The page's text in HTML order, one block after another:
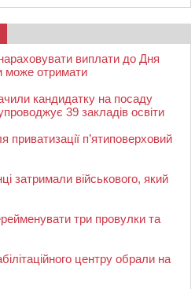
виплати до Дня
може отримати
кандидатку на посаду
39 закладів освіти
п’ятиповерховий
затримали військового, який
три провулки та
центру обрали на